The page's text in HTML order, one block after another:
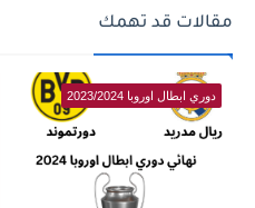
مقالات قد تهمك
دوري ابطال اوروبا 2023/2024